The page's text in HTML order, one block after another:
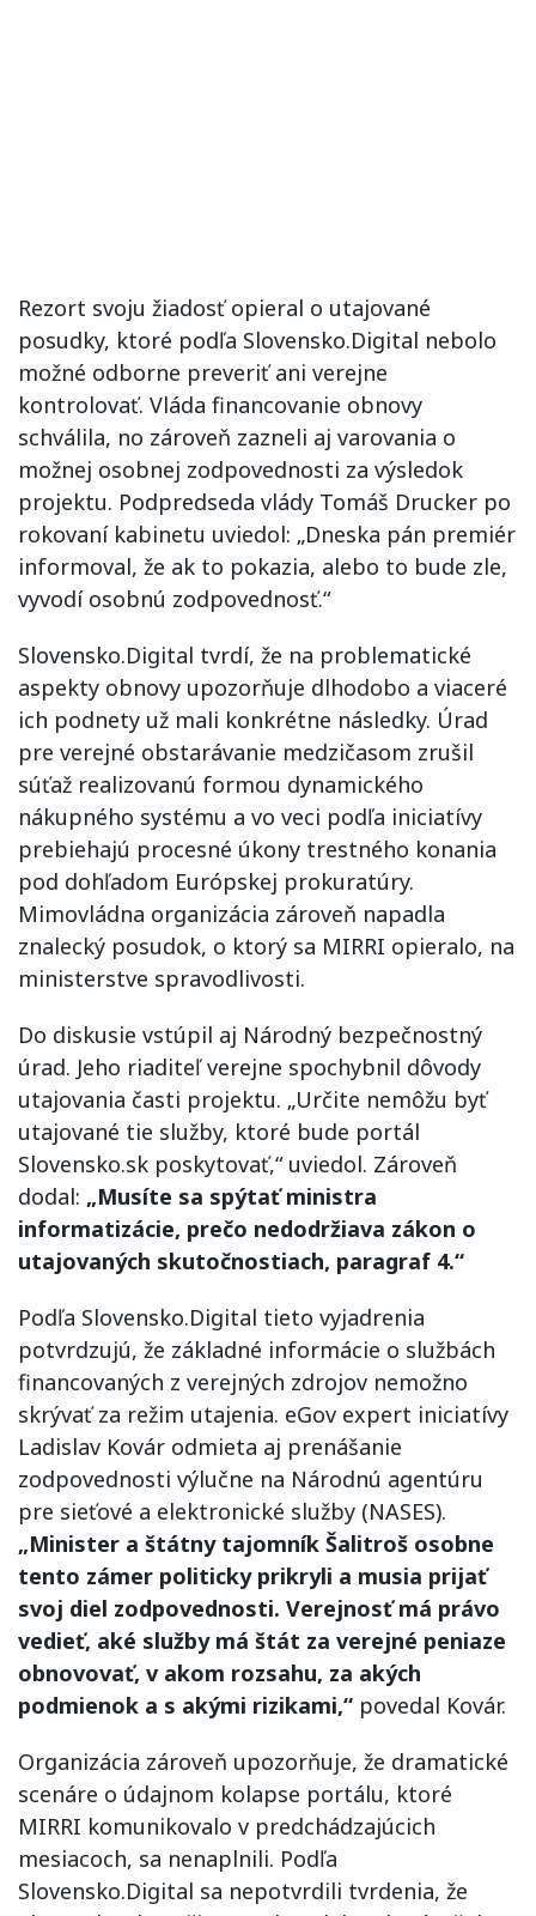
Rezort svoju žiadosť opieral o utajované
posudky, ktoré podľa Slovensko.Digital nebolo
možné odborne preveriť ani verejne
kontrolovať. Vláda financovanie obnovy
schválila, no zároveň zazneli aj varovania o
možnej osobnej zodpovednosti za výsledok
projektu. Podpredseda vlády Tomáš Drucker po
rokovaní kabinetu uviedol: „Dneska pán premiér
informoval, že ak to pokazia, alebo to bude zle,
vyvodí osobnú zodpovednosť.“
Slovensko.Digital tvrdí, že na problematické
aspekty obnovy upozorňuje dlhodobo a viaceré
ich podnety už mali konkrétne následky. Úrad
pre verejné obstarávanie medzičasom zrušil
súťaž realizovanú formou dynamického
nákupného systému a vo veci podľa iniciatívy
prebiehajú procesné úkony trestného konania
pod dohľadom Európskej prokuratúry.
Mimovládna organizácia zároveň napadla
znalecký posudok, o ktorý sa MIRRI opieralo, na
ministerstve spravodlivosti.
Do diskusie vstúpil aj Národný bezpečnostný
úrad. Jeho riaditeľ verejne spochybnil dôvody
utajovania časti projektu. „Určite nemôžu byť
utajované tie služby, ktoré bude portál
Slovensko.sk poskytovať,“ uviedol. Zároveň
dodal: „Musíte sa spýtať ministra
informatizácie, prečo nedodržiava zákon o
utajovaných skutočnostiach, paragraf 4.“
Podľa Slovensko.Digital tieto vyjadrenia
potvrdzujú, že základné informácie o službách
financovaných z verejných zdrojov nemožno
skrývať za režim utajenia. eGov expert iniciatívy
Ladislav Kovár odmieta aj prenášanie
zodpovednosti výlučne na Národnú agentúru
pre sieťové a elektronické služby (NASES).
„Minister a štátny tajomník Šalitroš osobne
tento zámer politicky prikryli a musia prijať
svoj diel zodpovednosti. Verejnosť má právo
vedieť, aké služby má štát za verejné peniaze
obnovovať, v akom rozsahu, za akých
podmienok a s akými rizikami,“ povedal Kovár.
Organizácia zároveň upozorňuje, že dramatické
scenáre o údajnom kolapse portálu, ktoré
MIRRI komunikovalo v predchádzajúcich
mesiacoch, sa nenaplnili. Podľa
Slovensko.Digital sa nepotvrdili tvrdenia, že